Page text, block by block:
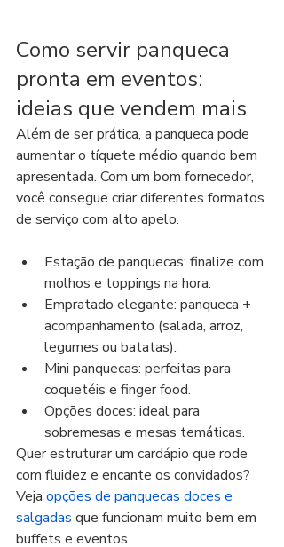
Como servir panqueca
pronta em eventos:
ideias que vendem mais
Além de ser prática, a panqueca pode
aumentar o tíquete médio quando bem
apresentada. Com um bom fornecedor,
você consegue criar diferentes formatos
de serviço com alto apelo.
Estação de panquecas: finalize com
molhos e toppings na hora.
Empratado elegante: panqueca +
acompanhamento (salada, arroz,
legumes ou batatas).
Mini panquecas: perfeitas para
coquetéis e finger food.
Opções doces: ideal para
sobremesas e mesas temáticas.
Quer estruturar um cardápio que rode
com fluidez e encante os convidados?
Veja opções de panquecas doces e
salgadas que funcionam muito bem em
buffets e eventos.